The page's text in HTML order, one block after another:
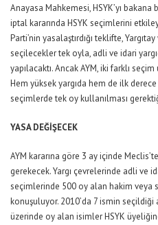
Anayasa Mahkemesi, HSYK’yı
iptal kararında HSYK seçimlerini
Parti’nin yasalaştırdığı teklifte, Yargıtay
seçilecekler tek oyla, adli ve idari
yapılacaktı. Ancak AYM, iki farklı
Hem yüksek yargıda hem de ilk
seçimlerde tek oy kullanılması
YASA DEĞİŞECEK
AYM kararına göre 3 ay içinde
gerekecek. Yargı çevrelerinde adli ve
seçimlerinde 500 oy alan hakim veya
konuşuluyor. 2010’da 7 ismin
üzerinde oy alan isimler HSYK